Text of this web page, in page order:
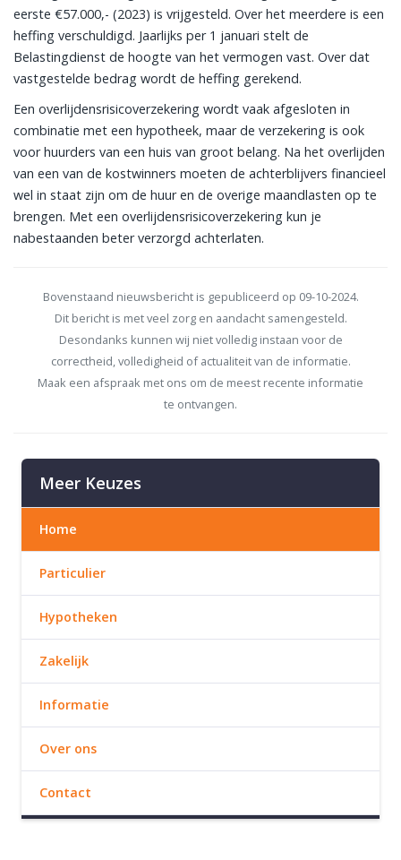
eerste €57.000,- (2023) is vrijgesteld. Over het meerdere is een
heffing verschuldigd. Jaarlijks per 1 januari stelt de
Belastingdienst de hoogte van het vermogen vast. Over dat
vastgestelde bedrag wordt de heffing gerekend.
Een overlijdensrisicoverzekering wordt vaak afgesloten in
combinatie met een hypotheek, maar de verzekering is ook
voor huurders van een huis van groot belang. Na het overlijden
van een van de kostwinners moeten de achterblijvers financieel
wel in staat zijn om de huur en de overige maandlasten op te
brengen. Met een overlijdensrisicoverzekering kun je
nabestaanden beter verzorgd achterlaten.
Bovenstaand nieuwsbericht is gepubliceerd op 09-10-2024.
Dit bericht is met veel zorg en aandacht samengesteld.
Desondanks kunnen wij niet volledig instaan voor de
correctheid, volledigheid of actualiteit van de informatie.
Maak een afspraak met ons om de meest recente informatie
te ontvangen.
Meer Keuzes
Home
Particulier
Hypotheken
Zakelijk
Informatie
Over ons
Contact